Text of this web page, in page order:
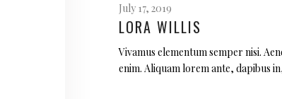
July 17, 2019
LORA WILLIS
Vivamus elementum semper nisi.
enim. Aliquam lorem ante, dapibus